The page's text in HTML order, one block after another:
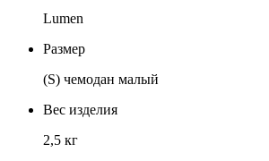
Lumen
Размер
(S) чемодан малый
Вес изделия
2,5 кг